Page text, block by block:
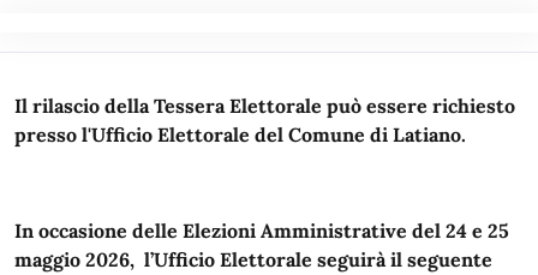
Il rilascio della Tessera Elettorale può essere richiesto
presso l'Ufficio Elettorale del Comune di Latiano.
In occasione delle Elezioni Amministrative del 24 e 25
maggio 2026, l’Ufficio Elettorale seguirà il seguente